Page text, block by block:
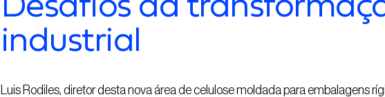
industrial
Luis Rodiles, diretor desta nova área de celulose moldada para embalagens